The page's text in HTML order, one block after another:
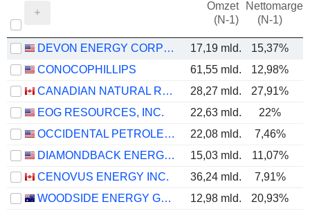
Omzet
(N-1)
Nettomarge
(N-1)
DEVON ENERGY CORPORATION 17,19 mld. 15,37%
CONOCOPHILLIPS
61,55 mld. 12,98%
CANADIAN NATURAL RESOURCES LIMITED
28,27 mld. 27,91%
EOG RESOURCES, INC.
22,63 mld. 22%
OCCIDENTAL PETROLEUM CORPORATION
22,08 mld. 7,46%
DIAMONDBACK ENERGY, INC.
15,03 mld. 11,07%
CENOVUS ENERGY INC.
36,24 mld. 7,91%
WOODSIDE ENERGY GROUP LTD
12,98 mld. 20,93%